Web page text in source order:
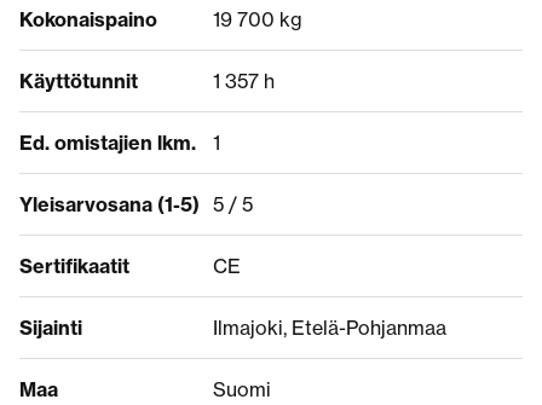
Kokonaispaino 19 700 kg
Käyttötunnit 1 357 h
Ed. omistajien lkm. 1
Yleisarvosana (1-5) 5 / 5
Sertifikaatit CE
Sijainti Ilmajoki, Etelä-Pohjanmaa
Maa Suomi